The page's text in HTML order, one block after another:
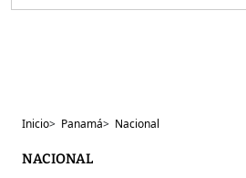
Inicio> Panamá> Nacional
NACIONAL